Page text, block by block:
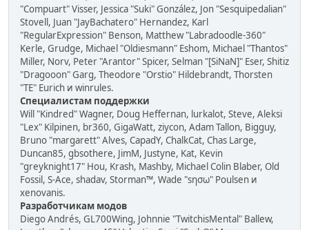
"Compuart" Visser, Jessica "Suki" González, Jon "Sesquipedalian"
Stovell, Juan "JayBachatero" Hernandez, Karl
"RegularExpression" Benson, Matthew "Labradoodle-360"
Kerle, Grudge, Michael "Oldiesmann" Eshom, Michael "Thantos"
Miller, Norv, Peter "Arantor" Spicer, Selman "[SiNaN]" Eser, Shitiz
"Dragooon" Garg, Theodore "Orstio" Hildebrandt, Thorsten
"TE" Eurich и winrules.
Специалистам поддержки
Will "Kindred" Wagner, Doug Heffernan, lurkalot, Steve, Aleksi
"Lex" Kilpinen, br360, GigaWatt, ziycon, Adam Tallon, Bigguy,
Bruno "margarett" Alves, CapadY, ChalkCat, Chas Large,
Duncan85, gbsothere, JimM, Justyne, Kat, Kevin
"greyknight17" Hou, Krash, Mashby, Michael Colin Blaber, Old
Fossil, S-Ace, shadav, Storman™, Wade "sησω" Poulsen и
xenovanis.
Разработчикам модов
Diego Andrés, GL700Wing, Johnnie "TwitchisMental" Ballew,